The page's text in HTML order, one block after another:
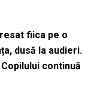
fiica pe o
dusă la audieri.
continuă